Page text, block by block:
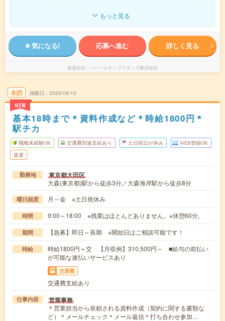
もっと見る
気になる! 応募へ進む 詳しく見る
派遣会社 パーソルテンプスタッフ株式会社
未読
NEW
掲載日 2026/08/10
基本18時まで＊資料作成など＊時給1800円＊
駅チカ
職種未経験OK 交通費別途支給あり 土日祝日が休み WEB登録OK
派遣
勤務地 東京都大田区
大森(東京都)駅から徒歩3分／大森海岸駅から徒歩8分
曜日頻度 月～金 ※土日祝休み
時間 9:00～18:00 ※残業はほとんどありません。※休憩60分。
期間 【急募】即日～長期 ※開始日はご相談可能です！
時給
時給1800円＋交 【月収例】310,500円～ ■給与の前払い
が可能な速払いサービスあり
交通費
交通費支給あり
仕事内容 営業事務
＊営業担当から依頼される資料作成（契約に関する書類な
ど）＊メールチェック＊メール返信＊打ち合わせ参加…